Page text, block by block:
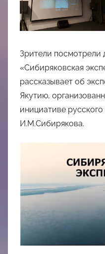
Зрители посмотрели
«Сибиряковская
рассказывает об
Якутию,
инициативе
И.М.Сибирякова.